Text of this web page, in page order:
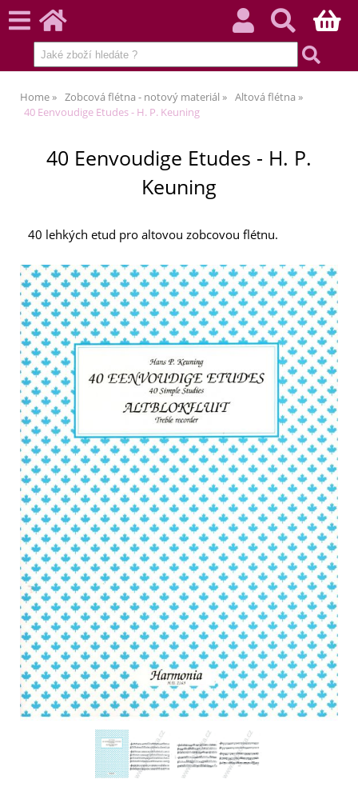
Home Zobcová flétna - notový materiál
Altová flétna
40 Eenvoudige Etudes - H. P. Keuning
40 Eenvoudige Etudes - H. P.
Keuning
40 lehkých etud pro altovou zobcovou flétnu.